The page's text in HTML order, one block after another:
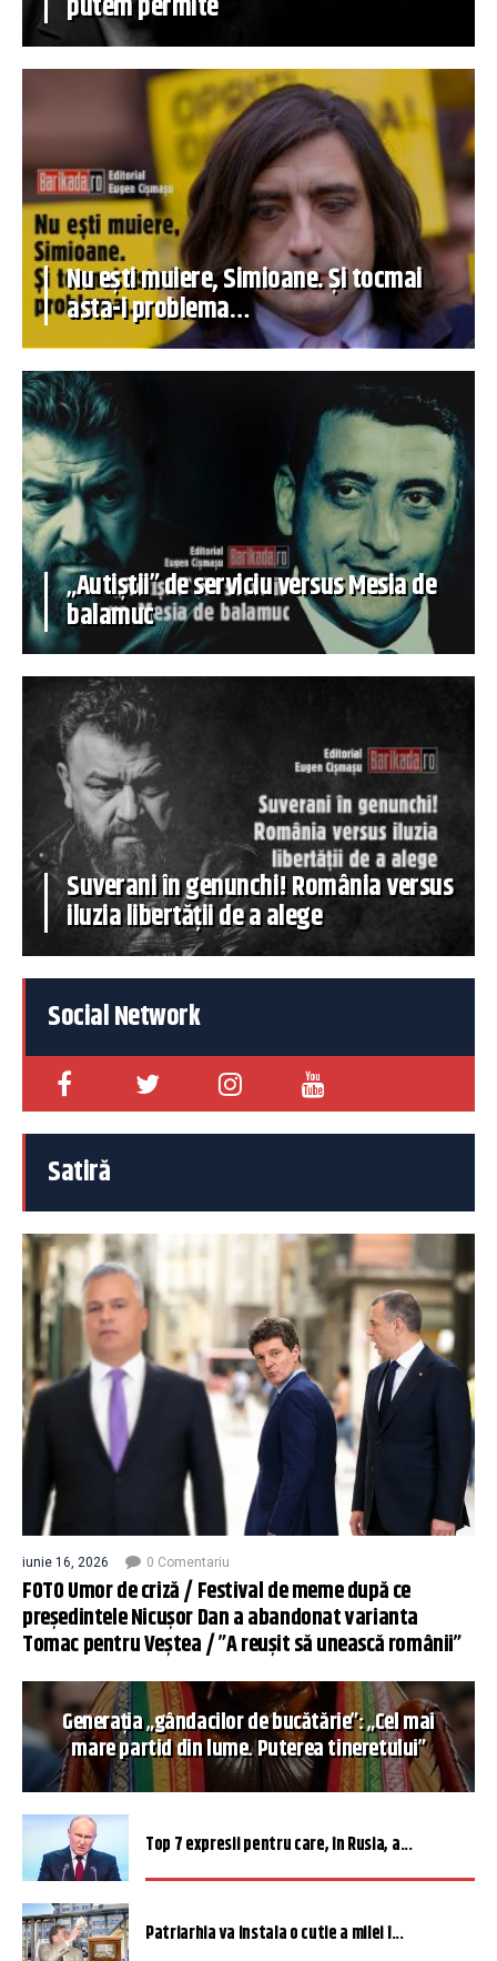
Nu ești muiere, Simioane. Și tocmai
asta-i problema…
„Autiștii” de serviciu versus Mesia de
balamuc
Suverani în genunchi! România versus
iluzia libertății de a alege
Social Network
Satiră
iunie 16, 2026 0 Comentariu
FOTO Umor de criză / Festival de meme după ce
președintele Nicușor Dan a abandonat varianta
Tomac pentru Veștea / ”A reușit să unească românii”
Generația „gândacilor de bucătărie”: „Cel mai
mare partid din lume. Puterea tineretului”
Top 7 expresii pentru care, în Rusia, a...
Patriarhia va instala o cutie a milei î...